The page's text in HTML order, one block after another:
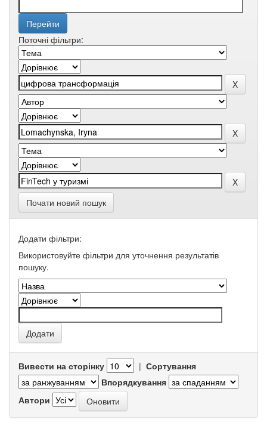
Поточні фільтри:
Почати новий пошук
Додати фільтри:
Використовуйте фільтри для уточнення результатів
пошуку.
Вивести на сторінку | Сортування
Впорядкування
Автори